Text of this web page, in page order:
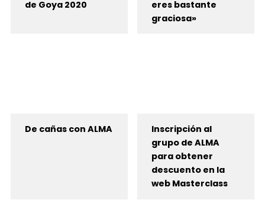
de Goya 2020
eres bastante
graciosa»
De cañas con ALMA
Inscripción al
grupo de ALMA
para obtener
descuento en la
web Masterclass